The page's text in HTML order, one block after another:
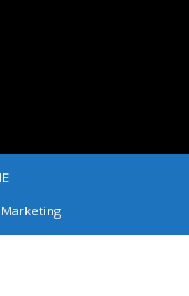
Marketing